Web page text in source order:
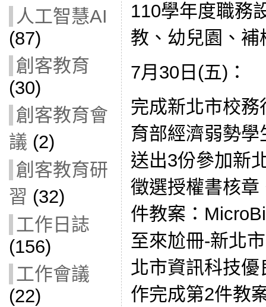
人工智慧AI
(87)
創客教育
(30)
創客教育會
議 (2)
創客教育研
習 (32)
工作日誌
(156)
工作會議
(22)
110學年度職務
教、幼兒園、
7月30日(五)：
完成新北市校
育部經濟弱勢
送出3份參加新
徵選授權書核
件教案：
至來尬冊-新北
北市資訊科技
作完成第2件教